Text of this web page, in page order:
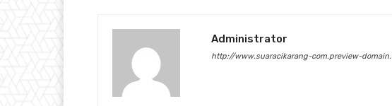
Administrator
http://www.suaracikarang-com.preview-